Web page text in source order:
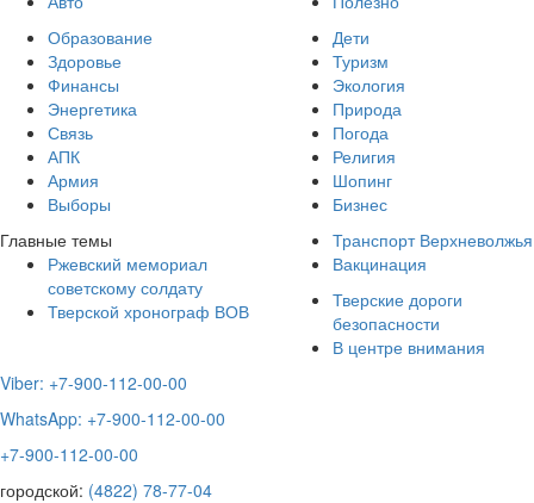
Образование
Здоровье
Финансы
Энергетика
Связь
АПК
Армия
Выборы
Дети
Туризм
Экология
Природа
Погода
Религия
Шопинг
Бизнес
Главные темы
Ржевский мемориал
советскому солдату
Тверской хронограф ВОВ
Транспорт Верхневолжья
Вакцинация
Тверские дороги
безопасности
В центре внимания
Viber: +7-900-112-00-00
WhatsApp: +7-900-112-00-00
+7-900-112-00-00
городской: (4822) 78-77-04